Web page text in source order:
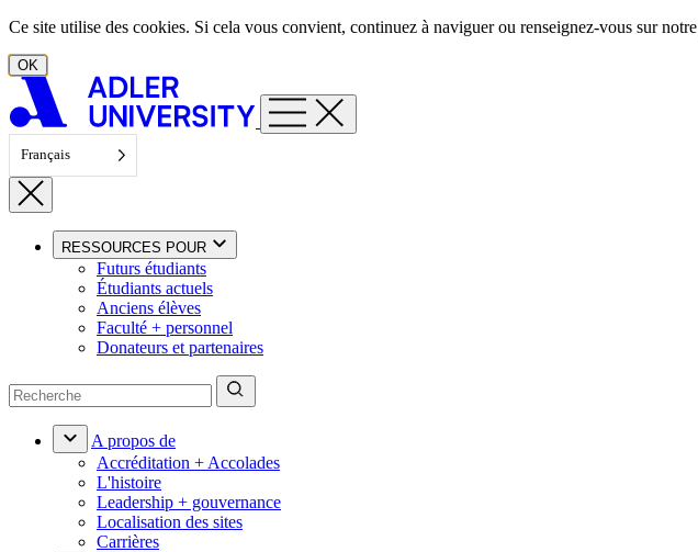
Aller au contenu
Ce site utilise des cookies. Si cela vous convient, continuez à naviguer ou renseignez-vous sur notre
OK
Français
RESSOURCES POUR
Futurs étudiants
Étudiants actuels
Anciens élèves
Faculté + personnel
Donateurs et partenaires
A propos de
Accréditation + Accolades
L'histoire
Leadership + gouvernance
Localisation des sites
Carrières